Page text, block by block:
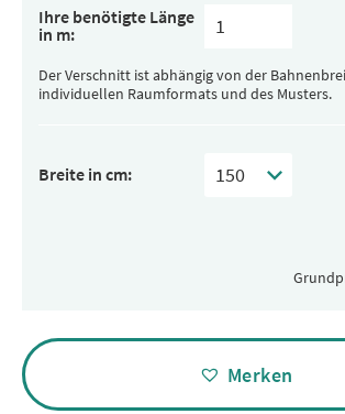
Ihre benötigte Länge
in m:
Der Verschnitt ist abhängig von der
individuellen Raumformats und des Musters.
Breite in cm:
Alternative:
Merken